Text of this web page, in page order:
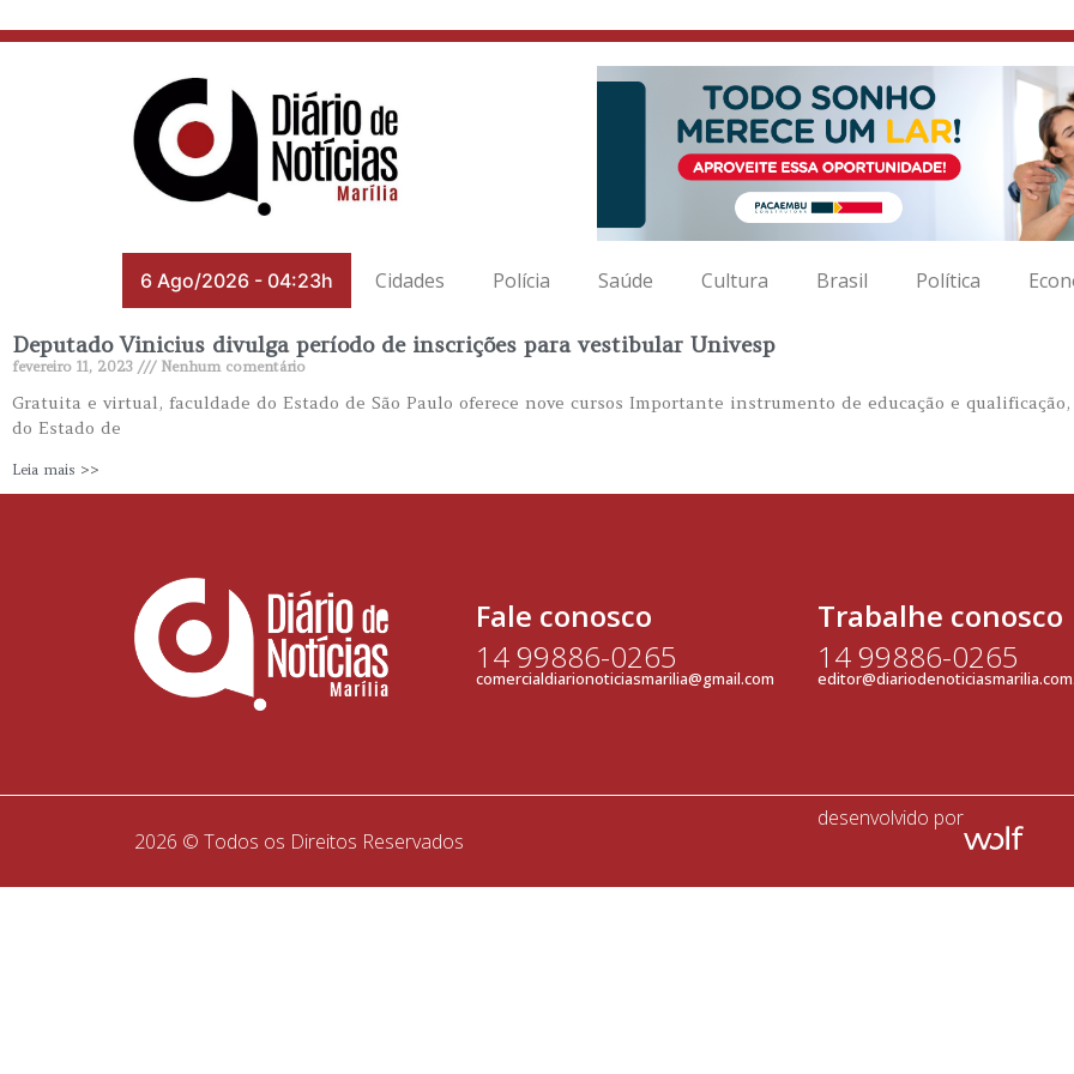
6 Ago/2026 - 04:23h Cidades Polícia Saúde Cultura Brasil Política
Deputado Vinicius divulga período de inscrições para vestibular Univesp
fevereiro 11, 2023 Nenhum comentário
Gratuita e virtual, faculdade do Estado de São Paulo oferece nove cursos Importante instrumento de educação e
do Estado de
Leia mais >>
Fale conosco
14 99886-0265
comercialdiarionoticiasmarilia@gmail.com
Trabalhe conosco
14 99886-0265
2026 © Todos os Direitos Reservados
desenvolvido por